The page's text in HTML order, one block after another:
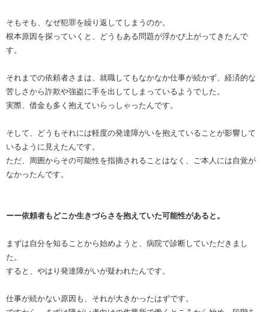
そもそも、なぜ犯罪を繰り返してしまうのか。
根本原因を探っていくと、どうもある問題が浮かび上がってきたんで
す。
それまでの依頼者さまは、就職してもなかなか仕事が続かず、経済的な
苦しさから詐欺や強盗に手を出してしまっているようでした。
実際、借金も多く抱えていらっしゃったんです。
そして、どうもそれには軽度の発達障がいを抱えていることが影響して
いるように見えたんです。
ただ、周囲からその可能性を指摘されることはなく、ご本人には自覚が
なかったんです。
ーー依頼者もどこか生きづらさを抱えていた可能性があると。
まずは自分を知ることから始めようと、病院で診断していただきまし
た。
すると、やはり発達障がいが疑われたんです。
仕事が続かない原因も、それが大きかったはずです。